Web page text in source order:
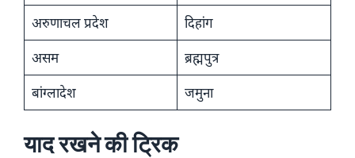
अरुणाचल प्रदेश
दिहांग
असम
ब्रह्मपुत्र
बांग्लादेश
जमुना
याद रखने की ट्रिक